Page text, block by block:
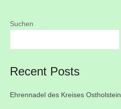
Suchen
Recent Posts
Ehrennadel des Kreises Ostholstein